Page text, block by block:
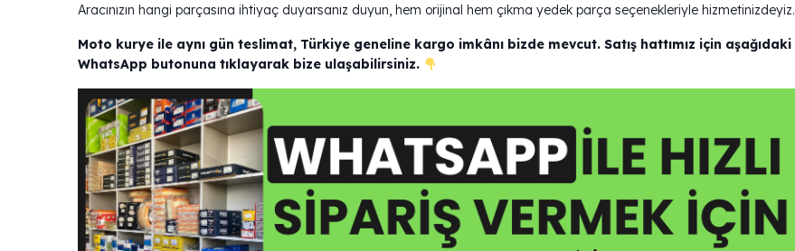
Aracınızın hangi parçasına ihtiyaç duyarsanız duyun, hem orijinal hem çıkma yedek parça seçenekleriyle hizmetinizdeyiz.
Moto kurye ile aynı gün teslimat, Türkiye geneline kargo imkânı bizde mevcut. Satış hattımız için aşağıdaki
WhatsApp butonuna tıklayarak bize ulaşabilirsiniz.